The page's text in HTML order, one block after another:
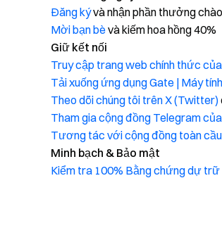
Đăng kývà nhận phần thưởng
Mời bạn bèvà kiếm hoa hồng 40%
Giữ kết nối
Truy cập trang web chính thức
Tải xuống ứng dụng Gate | Máy tính
Theo dõi chúng tôi trên X (Twitter)
Tham gia cộng đồng Telegram
Tương tác với cộng đồng toàn
Minh bạch & Bảo mật
Kiểm tra 100% Bằng chứng dự